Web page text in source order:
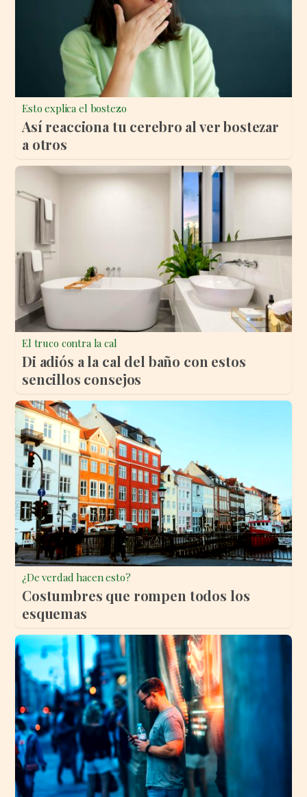
Esto explica el bostezo
Así reacciona tu cerebro al ver bostezar
a otros
El truco contra la cal
Di adiós a la cal del baño con estos
sencillos consejos
¿De verdad hacen esto?
Costumbres que rompen todos los
esquemas